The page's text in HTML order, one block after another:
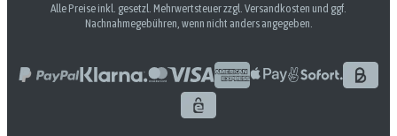
Alle Preise inkl. gesetzl. Mehrwertsteuer zzgl. Versandkosten und ggf.
Nachnahmegebühren, wenn nicht anders angegeben.